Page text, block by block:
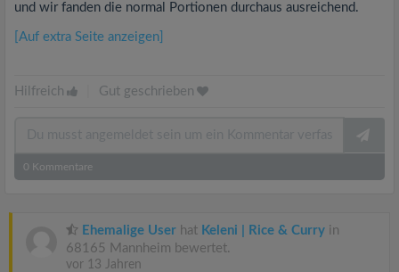
und wir fanden die normal Portionen durchaus ausreichend.
[Auf extra Seite anzeigen]
Hilfreich Gut geschrieben
0 Kommentare
Ehemalige User hat Keleni | Rice & Curry in
68165 Mannheim bewertet.
vor 13 Jahren